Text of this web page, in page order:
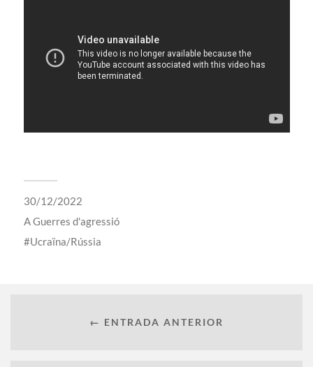
30/12/2022
AGuerres d'agressió
Ucraïna/Rússia
← ENTRADA ANTERIOR